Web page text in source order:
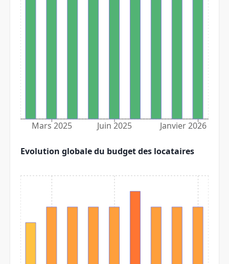
Mars 2025 Juin 2025 Janvier 2026
Evolution globale du budget des locataires